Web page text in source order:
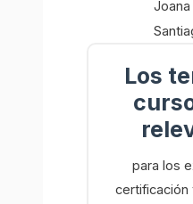
Los
para los
certificación